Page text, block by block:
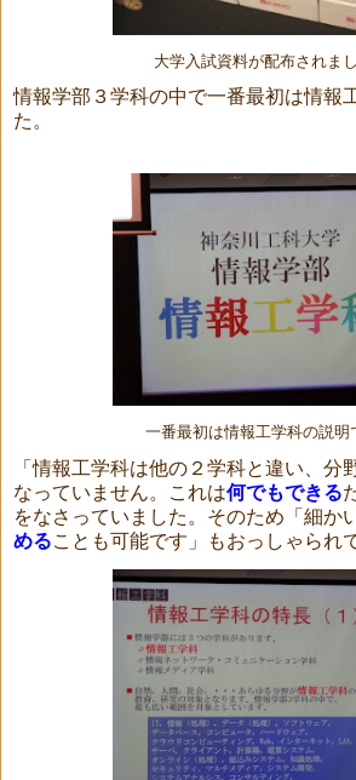
大学入試資料が配布されまし
情報学部３学科の中で一番最初は情報
た。
一番最初は情報工学科の説明
「情報工学科は他の２学科と違い、分
なっていません。これは何でもできる
をなさっていました。そのため「細か
めることも可能です」もおっしゃられ